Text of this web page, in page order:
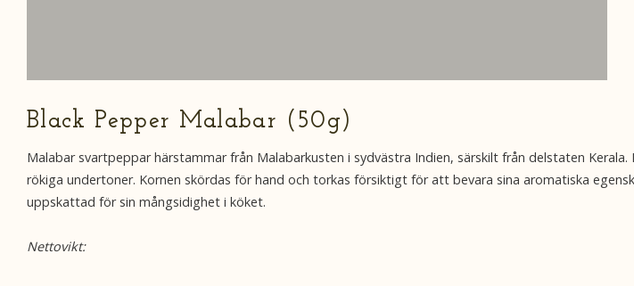
Black Pepper Malabar (50g)
Malabar svartpeppar härstammar från Malabarkusten i sydvästra Indien, särskilt från delstaten
rökiga undertoner. Kornen skördas för hand och torkas försiktigt för att bevara sina aromatiska
uppskattad för sin mångsidighet i köket.
Nettovikt: